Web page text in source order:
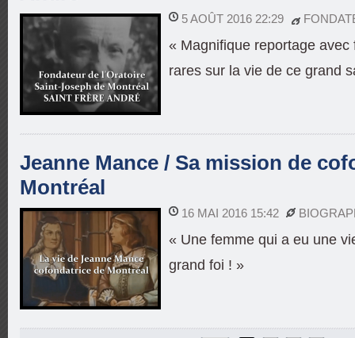
5 AOÛT 2016 22:29
« Magnifique reportage avec
rares sur la vie de ce grand
Jeanne Mance / Sa mission de
Montréal
16 MAI 2016 15:42
« Une femme qui a eu une
grand foi ! »